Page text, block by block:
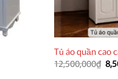
Tủ áo quần cao
12,500,000₫ Giá